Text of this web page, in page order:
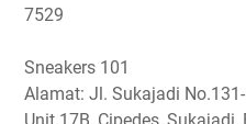
7529
Sneakers 101
Alamat: Jl. Sukajadi